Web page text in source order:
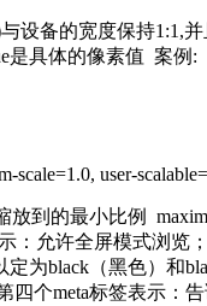
设备的宽度保持1:1,
是具体的像素值 案例:
scale=1.0, user-
放到的最小比例
：允许全屏模式浏
为black（黑色）和
四个meta标签表示：